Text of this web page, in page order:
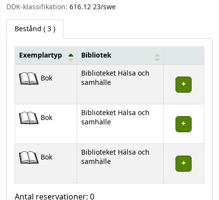
DDK-klassifikation: 616.12 23/swe
Bestånd ( 3 )
Bestånd
Exemplartyp Bibliotek
Bok
Biblioteket Hälsa och
samhälle
Bok
Biblioteket Hälsa och
samhälle
Bok
Biblioteket Hälsa och
samhälle
Antal reservationer: 0